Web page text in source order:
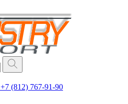
+7 (812) 767-91-90